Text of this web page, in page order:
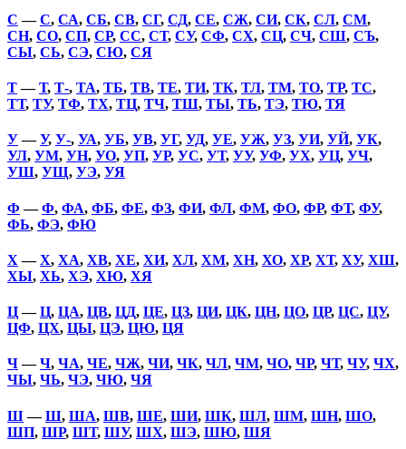
С —С, СА, СБ, СВ, СГ, СД, СЕ, СЖ, СИ, СК, СЛ, СМ,
СН, СО, СП, СР, СС, СТ, СУ, СФ, СХ, СЦ, СЧ, СШ, СЪ,
СЫ, СЬ, СЭ, СЮ, СЯ
Т—Т, Т-, ТА, ТБ, ТВ, ТЕ, ТИ, ТК, ТЛ, ТМ, ТО, ТР, ТС,
ТТ, ТУ, ТФ, ТХ, ТЦ, ТЧ, ТШ, ТЫ, ТЬ, ТЭ, ТЮ, ТЯ
У—У, У-, УА, УБ, УВ, УГ, УД, УЕ, УЖ, УЗ, УИ, УЙ, УК,
УЛ, УМ, УН, УО, УП, УР, УС, УТ, УУ, УФ, УХ, УЦ, УЧ,
УШ, УЩ, УЭ, УЯ
Ф —Ф, ФА, ФБ, ФЕ, ФЗ, ФИ, ФЛ, ФМ, ФО, ФР, ФТ, ФУ,
ФЬ, ФЭ, ФЮ
Х —Х, ХА, ХВ, ХЕ, ХИ, ХЛ, ХМ, ХН, ХО, ХР, ХТ, ХУ, ХШ,
ХЫ, ХЬ, ХЭ, ХЮ, ХЯ
Ц—Ц, ЦА, ЦВ, ЦД, ЦЕ, ЦЗ, ЦИ, ЦК, ЦН, ЦО, ЦР, ЦС, ЦУ,
ЦФ, ЦХ, ЦЫ, ЦЭ, ЦЮ, ЦЯ
Ч—Ч, ЧА, ЧЕ, ЧЖ, ЧИ, ЧК, ЧЛ, ЧМ, ЧО, ЧР, ЧТ, ЧУ, ЧХ,
ЧЫ, ЧЬ, ЧЭ, ЧЮ, ЧЯ
Ш—Ш, ША, ШВ, ШЕ, ШИ, ШК, ШЛ, ШМ, ШН, ШО,
ШП, ШР, ШТ, ШУ, ШХ, ШЭ, ШЮ, ШЯ